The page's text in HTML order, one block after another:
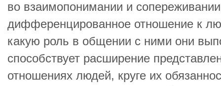
во взаимопонимании и
дифференцированное отношение к
какую роль в общении с ними они
способствует расширение
отношениях людей, круге их